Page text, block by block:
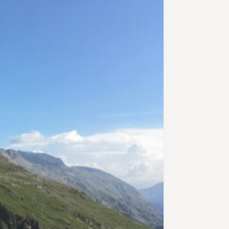
gewaltigen Graben in den Fels
gefressen. Der tiefe Graben wird
auf einer Brücke überquert. Nun
folgt der Anstieg über Schotter
und die Gletschermoräne zur
Gspaltenhornhütte. Dabei gilt es,
eine Schlüsselstelle zu passieren:
Man quert einen steilen